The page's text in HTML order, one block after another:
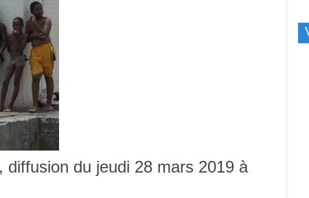
diffusion du jeudi 28 mars 2019 à